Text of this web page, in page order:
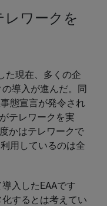
レワークを
た現在、多くの企
導入が進んだ。同
態宣言が発令され
テレワークを実
かはテレワークで
用しているのは全
入したEAAです
するとは考えてい